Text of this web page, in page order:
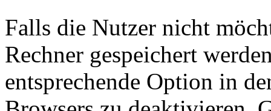
Falls die Nutzer nicht
Rechner gespeichert
entsprechende Option in